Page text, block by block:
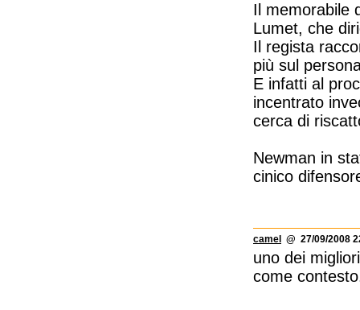
Il memorabile
Lumet, che
Il regista
più sul
E infatti al
incentrato
cerca di
Newman in
cinico
camel @ 27/09/2008
uno dei
come